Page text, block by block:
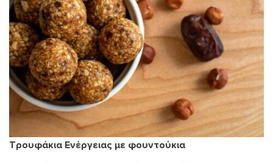
Τρουφάκια Ενέργειας με φουντούκια